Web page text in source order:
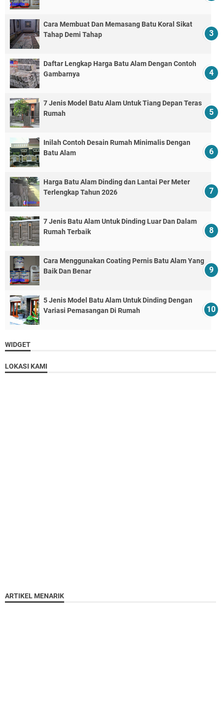
Cara Membuat Dan Memasang Batu Koral Sikat
Tahap Demi Tahap
Daftar Lengkap Harga Batu Alam Dengan Contoh
Gambarnya
7 Jenis Model Batu Alam Untuk Tiang Depan Teras
Rumah
Inilah Contoh Desain Rumah Minimalis Dengan
Batu Alam
Harga Batu Alam Dinding dan Lantai Per Meter
Terlengkap Tahun 2026
7 Jenis Batu Alam Untuk Dinding Luar Dan Dalam
Rumah Terbaik
Cara Menggunakan Coating Pernis Batu Alam Yang
Baik Dan Benar
5 Jenis Model Batu Alam Untuk Dinding Dengan
Variasi Pemasangan Di Rumah
WIDGET
LOKASI KAMI
ARTIKEL MENARIK